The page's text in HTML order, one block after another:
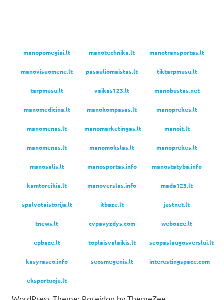
manopomegiai.lt manotechnika.lt manotransportas.lt
manovisuomene.lt pasauliomaistas.lt tiktarpmusu.lt
tarpmusu.lt vaikas123.lt manobustas.net
manomedicina.lt manokompasas.lt manoprekes.lt
manomenas.lt manomarketingas.lt manoit.lt
manomenas.lt manomokslas.lt manoprekes.lt
manosalis.lt manosportas.info manostatyba.info
kamtoreikia.lt manoverslas.info mada123.lt
spalvotaistorija.lt itbaze.lt justnet.lt
tnews.lt cvpavyzdys.com weboaze.lt
epbaze.lt toplaisvalaikis.lt seopaslaugosverslui.lt
kasyraseo.info seosmegenis.lt interestingspace.com
eksportuoju.lt